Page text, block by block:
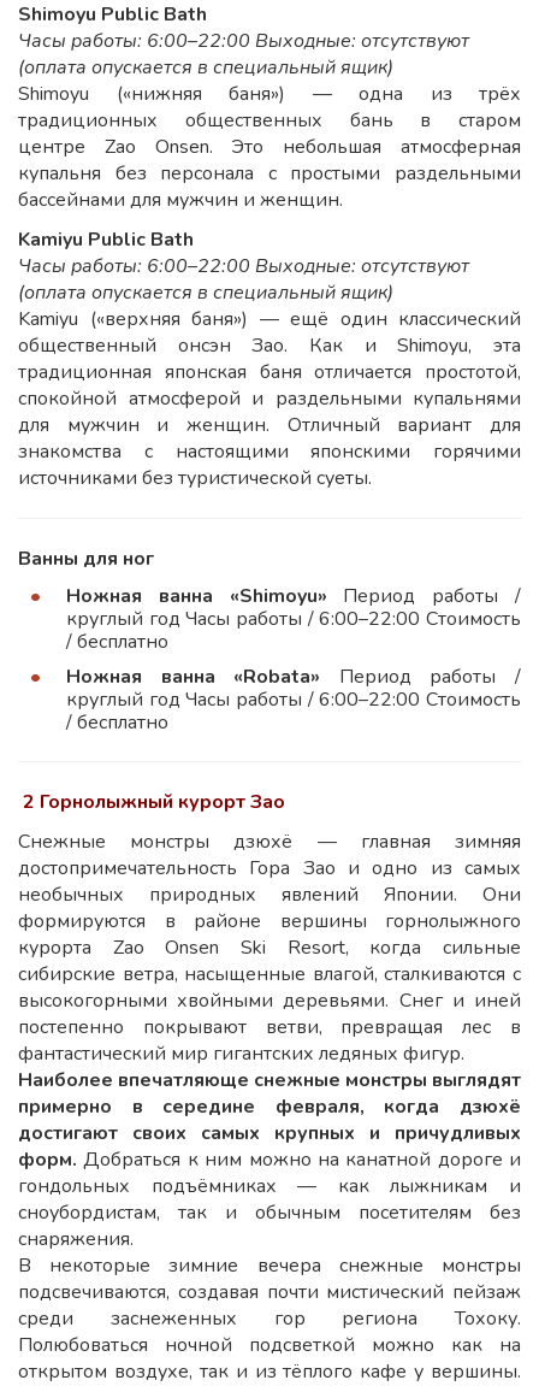
Shimoyu Public Bath
Часы работы: 6:00–22:00 Выходные: отсутствуют
(оплата опускается в специальный ящик)
Shimoyu («нижняя баня») — одна из трёх
традиционных общественных бань в старом
центре Zao Onsen. Это небольшая атмосферная
купальня без персонала с простыми раздельными
бассейнами для мужчин и женщин.
Kamiyu Public Bath
Часы работы: 6:00–22:00 Выходные: отсутствуют
(оплата опускается в специальный ящик)
Kamiyu («верхняя баня») — ещё один классический
общественный онсэн Зао. Как и Shimoyu, эта
традиционная японская баня отличается простотой,
спокойной атмосферой и раздельными купальнями
для мужчин и женщин. Отличный вариант для
знакомства с настоящими японскими горячими
источниками без туристической суеты.
Ванны для ног
Ножная ванна «Shimoyu» Период работы /
круглый год Часы работы / 6:00–22:00 Стоимость
/ бесплатно
Ножная ванна «Robata» Период работы /
круглый год Часы работы / 6:00–22:00 Стоимость
/ бесплатно
2 Горнолыжный курорт Зао
Снежные монстры дзюхё — главная зимняя
достопримечательность Гора Зао и одно из самых
необычных природных явлений Японии. Они
формируются в районе вершины горнолыжного
курорта Zao Onsen Ski Resort, когда сильные
сибирские ветра, насыщенные влагой, сталкиваются с
высокогорными хвойными деревьями. Снег и иней
постепенно покрывают ветви, превращая лес в
фантастический мир гигантских ледяных фигур.
Наиболее впечатляюще снежные монстры выглядят
примерно в середине февраля, когда дзюхё
достигают своих самых крупных и причудливых
форм. Добраться к ним можно на канатной дороге и
гондольных подъёмниках — как лыжникам и
сноубордистам, так и обычным посетителям без
снаряжения.
В некоторые зимние вечера снежные монстры
подсвечиваются, создавая почти мистический пейзаж
среди заснеженных гор региона Тохоку.
Полюбоваться ночной подсветкой можно как на
открытом воздухе, так и из тёплого кафе у вершины.